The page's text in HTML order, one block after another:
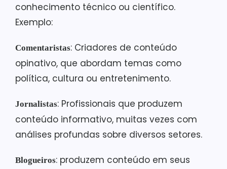
conhecimento técnico ou científico.
Exemplo:
Comentaristas: Criadores de conteúdo
opinativo, que abordam temas como
política, cultura ou entretenimento.
Jornalistas: Profissionais que produzem
conteúdo informativo, muitas vezes com
análises profundas sobre diversos setores.
Blogueiros: produzem conteúdo em seus